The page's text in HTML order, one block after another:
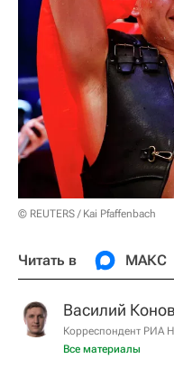
© REUTERS / Kai Pfaffenbach
Читать в МАКС
Василий
Корреспондент РИА
Все материалы